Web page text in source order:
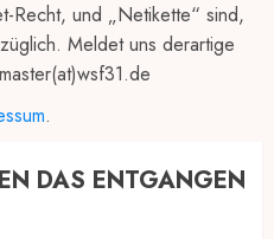
Recht, und „Netikette“ sind,
Meldet uns derartige
.
DAS ENTGANGEN